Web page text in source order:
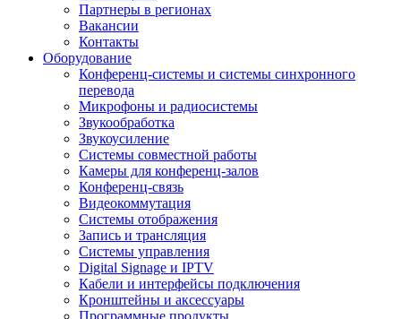
Партнеры в регионах
Вакансии
Контакты
Оборудование
Конференц-системы и системы синхронного
перевода
Микрофоны и радиосистемы
Звукообработка
Звукоусиление
Системы совместной работы
Камеры для конференц-залов
Конференц-связь
Видеокоммутация
Системы отображения
Запись и трансляция
Системы управления
Digital Signage и IPTV
Кабели и интерфейсы подключения
Кронштейны и аксессуары
Программные продукты